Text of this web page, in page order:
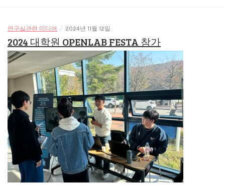
연구실관련 미디어 / 2024년 11월 12일
2024 대학원 OPENLAB FESTA 참가